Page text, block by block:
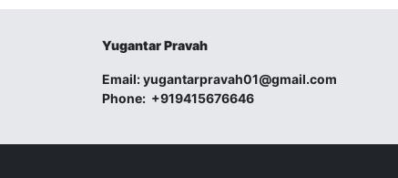
Yugantar Pravah
Email:yugantarpravah01@gmail.com
Phone: +919415676646